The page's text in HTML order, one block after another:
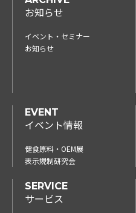
お知らせ
イベント・セミナー
お知らせ
EVENT
イベント情報
健食原料・OEM展
表示規制研究会
SERVICE
サービス